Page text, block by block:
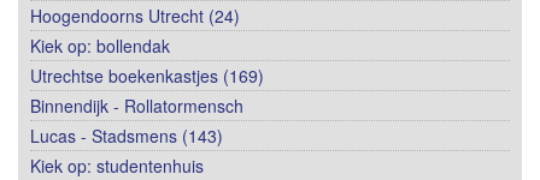
Hoogendoorns Utrecht (24)
Kiek op: bollendak
Utrechtse boekenkastjes (169)
Binnendijk - Rollatormensch
Lucas - Stadsmens (143)
Kiek op: studentenhuis